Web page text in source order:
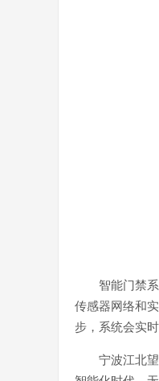
智能门禁
传感器网络和
步，系统会实
宁波江北